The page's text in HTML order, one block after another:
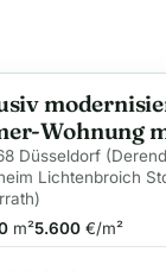
Wohnung
und
Düsseldorf
Lichtenbroich
m²5.600€/m²